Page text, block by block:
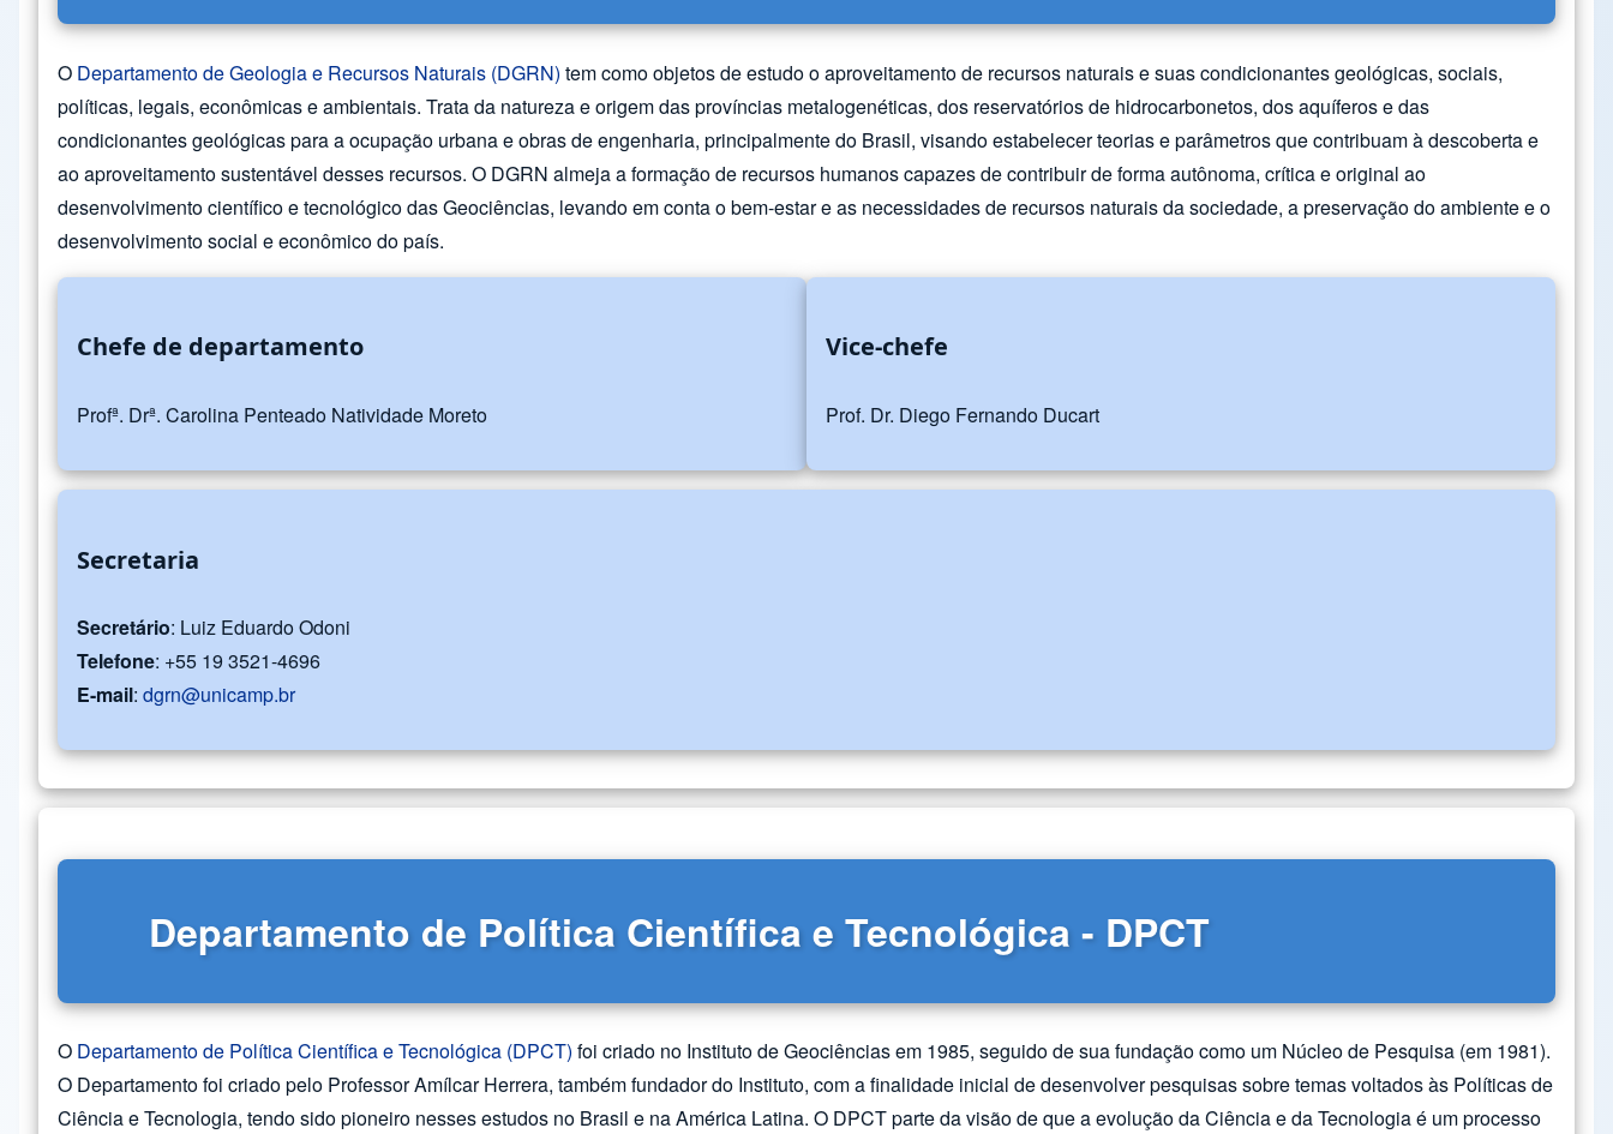
O Departamento de Geologia e Recursos Naturais (DGRN) tem como objetos de estudo o aproveitamento de recursos naturais e suas condicionantes geológicas, sociais,
políticas, legais, econômicas e ambientais. Trata da natureza e origem das províncias metalogenéticas, dos reservatórios de hidrocarbonetos, dos aquíferos e das
condicionantes geológicas para a ocupação urbana e obras de engenharia, principalmente do Brasil, visando estabelecer teorias e parâmetros que contribuam à descoberta e
ao aproveitamento sustentável desses recursos. O DGRN almeja a formação de recursos humanos capazes de contribuir de forma autônoma, crítica e original ao
desenvolvimento científico e tecnológico das Geociências, levando em conta o bem-estar e as necessidades de recursos naturais da sociedade, a preservação do ambiente e o
desenvolvimento social e econômico do país.
Chefe de departamento
Profª. Drª. Carolina Penteado Natividade Moreto
Vice-chefe
Prof. Dr. Diego Fernando Ducart
Secretaria
Secretário: Luiz Eduardo Odoni
Telefone: +55 19 3521-4696
E-mail: dgrn@unicamp.br
Departamento de Política Científica e Tecnológica - DPCT
O Departamento de Política Científica e Tecnológica (DPCT) foi criado no Instituto de Geociências em 1985, seguido de sua fundação como um Núcleo de Pesquisa (em 1981).
O Departamento foi criado pelo Professor Amílcar Herrera, também fundador do Instituto, com a finalidade inicial de desenvolver pesquisas sobre temas voltados às Políticas de
Ciência e Tecnologia, tendo sido pioneiro nesses estudos no Brasil e na América Latina. O DPCT parte da visão de que a evolução da Ciência e da Tecnologia é um processo